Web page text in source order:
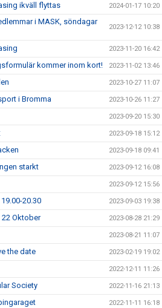
ikväll flyttas 2024-01-17 10:20
i MASK, söndagar
2023-12-12 10:38
2023-11-20 16:42
kommer inom kort! 2023-11-02 13:46
2023-10-27 11:07
i Bromma 2023-10-26 11:27
2023-09-20 15:30
2023-09-18 15:12
2023-09-18 09:41
starkt 2023-09-12 16:08
2023-09-12 15:56
20.30 2023-09-03 19:38
Oktober 2023-08-28 21:29
2023-08-21 11:07
the date 2023-02-19 19:02
2022-12-11 11:26
Society 2022-11-16 21:13
2022-11-11 16:18